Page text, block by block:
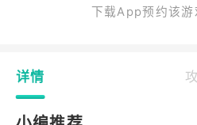
下载App预约该游
详情